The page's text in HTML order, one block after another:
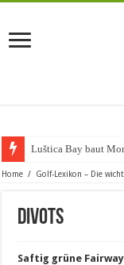
Luštica Bay baut
Home / Golf-Lexikon – Die
Divots
Saftig grüne